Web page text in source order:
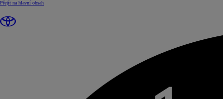
Přejít na hlavní obsah(Press Enter)